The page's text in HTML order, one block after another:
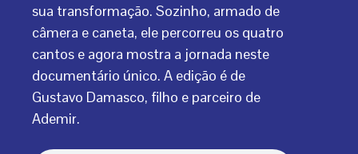
sua transformação. Sozinho, armado de
câmera e caneta, ele percorreu os quatro
cantos e agora mostra a jornada neste
documentário único. A edição é de
Gustavo Damasco, filho e parceiro de
Ademir.